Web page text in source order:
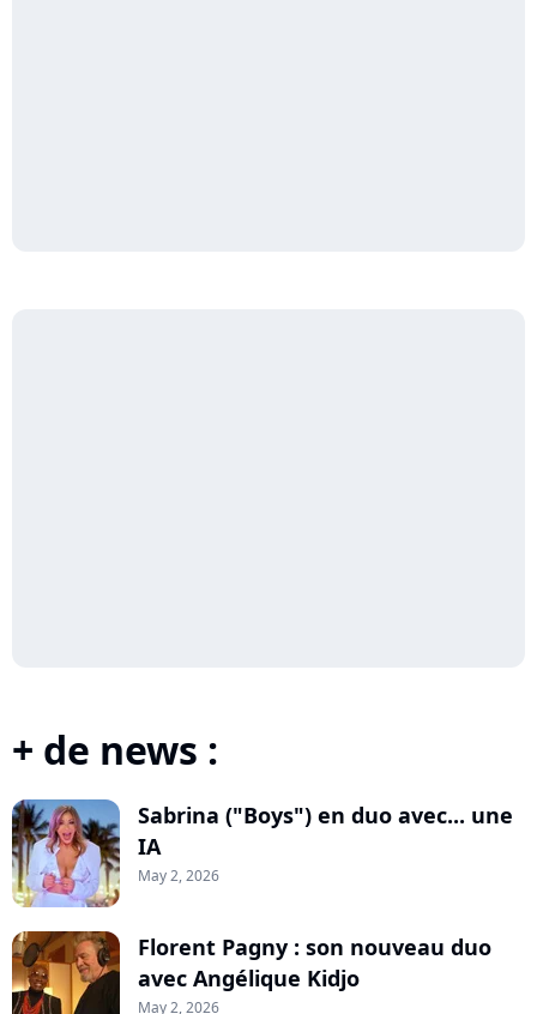
+ de news :
Sabrina ("Boys") en duo avec... une
IA
May 2, 2026
Florent Pagny : son nouveau duo
avec Angélique Kidjo
May 2, 2026